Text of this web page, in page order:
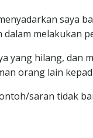
saya
dalam melakukan
yang hilang, dan
orang lain
saran tidak